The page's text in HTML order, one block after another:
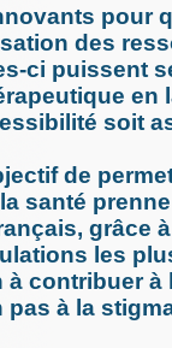
pour
des
ci puissent
en
soit
de
santé
grâce
les
à contribuer
pas à la